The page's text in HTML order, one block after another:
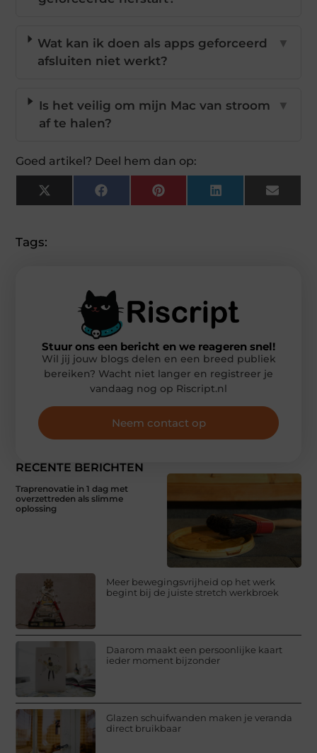
Wat kan ik doen als apps geforceerd
afsluiten niet werkt?
▼
Is het veilig om mijn Mac van stroom
af te halen?
▼
Goed artikel? Deel hem dan op:
X
(Twitter)
FacebookPinterestLinkedInEmail
Tags:
RECENTE BERICHTEN
Traprenovatie in 1 dag met
overzettreden als slimme
oplossing
Meer bewegingsvrijheid op het werk
begint bij de juiste stretch werkbroek
Daarom maakt een persoonlijke kaart
ieder moment bijzonder
Glazen schuifwanden maken je veranda
direct bruikbaar
Stuur ons een bericht en we reageren snel!
Wil jij jouw blogs delen en een breed publiek
bereiken? Wacht niet langer en registreer je
vandaag nog op Riscript.nl
Neem contact op